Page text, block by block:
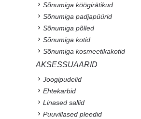
Sõnumiga köögirätikud
Sõnumiga padjapüürid
Sõnumiga põlled
Sõnumiga kotid
Sõnumiga kosmeetikakotid
AKSESSUAARID
Joogipudelid
Ehtekarbid
Linased sallid
Puuvillased pleedid